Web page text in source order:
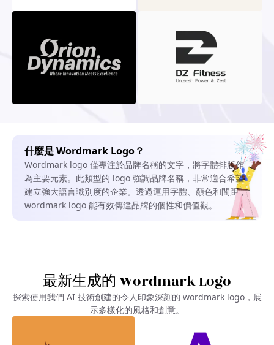
什麼是 Wordmark Logo？
Wordmark logo 僅專注於品牌名稱的文字，將字體排版作
為主要元素。此類型的 logo 強調品牌名稱，非常適合希望
建立強大語言識別度的企業。透過運用字體、顏色和間距，
wordmark logo 能有效傳達品牌的個性和價值觀。
最新生成的 Wordmark Logo
探索使用我們 AI 技術創建的令人印象深刻的 wordmark logo，展
示多樣化的風格和創意。